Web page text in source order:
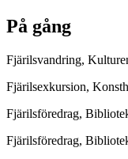
På gång
Fjärilsvandring,
Fjärilsexkursion,
Fjärilsföredrag,
Fjärilsföredrag,